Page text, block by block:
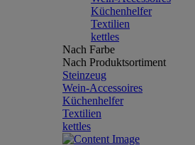
Küchenhelfer
Textilien
kettles
Nach Farbe
Nach Produktsortiment
Steinzeug
Wein-Accessoires
Küchenhelfer
Textilien
kettles